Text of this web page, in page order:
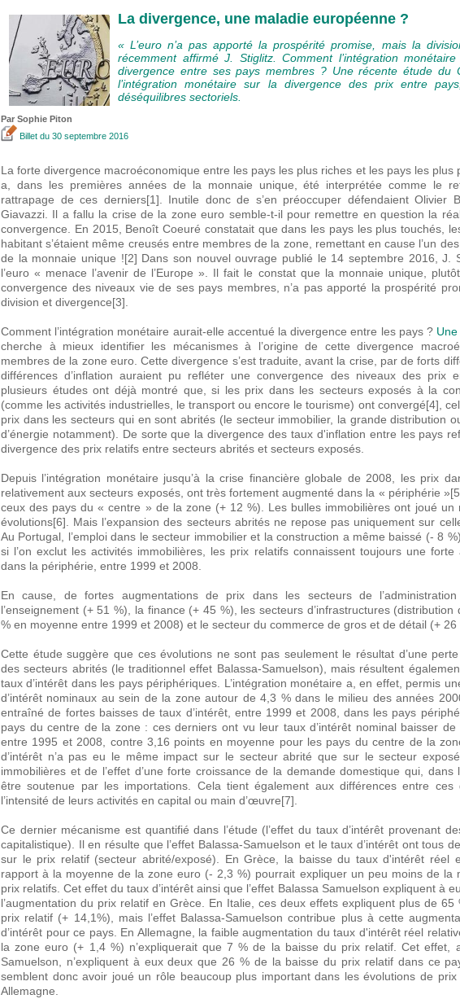
La divergence, une maladie européenne ?
« L’euro n’a pas apporté la prospérité promise, mais la
récemment affirmé J. Stiglitz. Comment l’intégration
divergence entre ses pays membres ? Une récente étude du
l’intégration monétaire sur la divergence des prix entre
déséquilibres sectoriels.
Par Sophie Piton
Billet du 30 septembre 2016
La forte divergence macroéconomique entre les pays les plus riches et les pays les plus
a, dans les premières années de la monnaie unique, été interprétée comme le
rattrapage de ces derniers[1]. Inutile donc de s’en préoccuper défendaient Olivier
Giavazzi. Il a fallu la crise de la zone euro semble-t-il pour remettre en question la
convergence. En 2015, Benoît Coeuré constatait que dans les pays les plus touchés,
habitant s’étaient même creusés entre membres de la zone, remettant en cause l’un
de la monnaie unique ![2] Dans son nouvel ouvrage publié le 14 septembre 2016, J.
l’euro « menace l’avenir de l’Europe ». Il fait le constat que la monnaie unique,
convergence des niveaux vie de ses pays membres, n’a pas apporté la prospérité
division et divergence[3].
Comment l’intégration monétaire aurait-elle accentué la divergence entre les pays ?
cherche à mieux identifier les mécanismes à l’origine de cette divergence
membres de la zone euro. Cette divergence s’est traduite, avant la crise, par de forts
différences d’inflation auraient pu refléter une convergence des niveaux des prix
plusieurs études ont déjà montré que, si les prix dans les secteurs exposés à la
(comme les activités industrielles, le transport ou encore le tourisme) ont convergé[4],
prix dans les secteurs qui en sont abrités (le secteur immobilier, la grande distribution
d’énergie notamment). De sorte que la divergence des taux d'inflation entre les pays
divergence des prix relatifs entre secteurs abrités et secteurs exposés.
Depuis l’intégration monétaire jusqu’à la crise financière globale de 2008, les prix
relativement aux secteurs exposés, ont très fortement augmenté dans la « périphérie
ceux des pays du « centre » de la zone (+ 12 %). Les bulles immobilières ont joué un
évolutions[6]. Mais l’expansion des secteurs abrités ne repose pas uniquement sur
Au Portugal, l’emploi dans le secteur immobilier et la construction a même baissé (- 8
si l’on exclut les activités immobilières, les prix relatifs connaissent toujours une
dans la périphérie, entre 1999 et 2008.
En cause, de fortes augmentations de prix dans les secteurs de
l’enseignement (+ 51 %), la finance (+ 45 %), les secteurs d’infrastructures (distribution
% en moyenne entre 1999 et 2008) et le secteur du commerce de gros et de détail (+ 26
Cette étude suggère que ces évolutions ne sont pas seulement le résultat d’une
des secteurs abrités (le traditionnel effet Balassa-Samuelson), mais résultent
taux d’intérêt dans les pays périphériques. L’intégration monétaire a, en effet, permis
d’intérêt nominaux au sein de la zone autour de 4,3 % dans le milieu des années
entraîné de fortes baisses de taux d’intérêt, entre 1999 et 2008, dans les pays
pays du centre de la zone : ces derniers ont vu leur taux d’intérêt nominal baisser
entre 1995 et 2008, contre 3,16 points en moyenne pour les pays du centre de la
d’intérêt n’a pas eu le même impact sur le secteur abrité que sur le secteur
immobilières et de l’effet d’une forte croissance de la demande domestique qui,
être soutenue par les importations. Cela tient également aux différences entre
l’intensité de leurs activités en capital ou main d’œuvre[7].
Ce dernier mécanisme est quantifié dans l’étude (l’effet du taux d’intérêt provenant
capitalistique). Il en résulte que l’effet Balassa-Samuelson et le taux d’intérêt ont tous
sur le prix relatif (secteur abrité/exposé). En Grèce, la baisse du taux d'intérêt réel
rapport à la moyenne de la zone euro (- 2,3 %) pourrait expliquer un peu moins de la
prix relatifs. Cet effet du taux d’intérêt ainsi que l’effet Balassa Samuelson expliquent à
l’augmentation du prix relatif en Grèce. En Italie, ces deux effets expliquent plus de 65
prix relatif (+ 14,1%), mais l’effet Balassa-Samuelson contribue plus à cette
d’intérêt pour ce pays. En Allemagne, la faible augmentation du taux d'intérêt réel
la zone euro (+ 1,4 %) n’expliquerait que 7 % de la baisse du prix relatif. Cet effet,
Samuelson, n’expliquent à eux deux que 26 % de la baisse du prix relatif dans ce
semblent donc avoir joué un rôle beaucoup plus important dans les évolutions de prix
Allemagne.